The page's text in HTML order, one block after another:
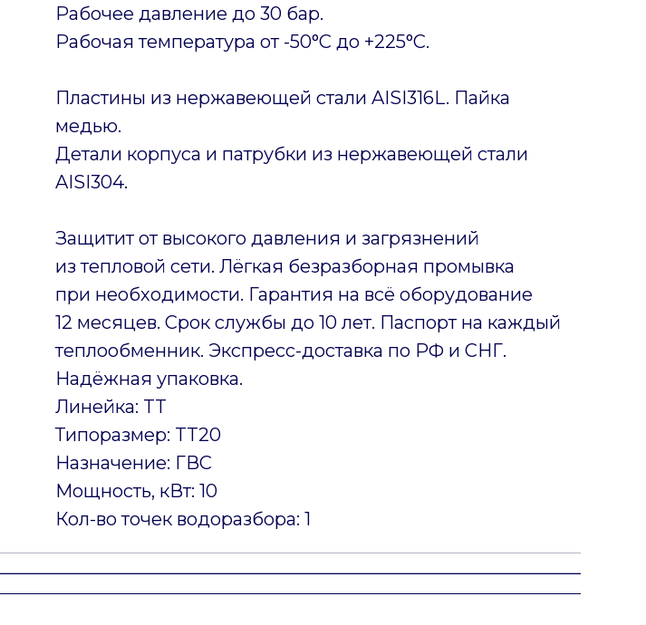
Рабочее давление до 30 бар.
Рабочая температура от -50°C до +225°C.
Пластины из нержавеющей стали AISI316L. Пайка
медью.
Детали корпуса и патрубки из нержавеющей стали
AISI304.
Защитит от высокого давления и загрязнений
из тепловой сети. Лёгкая безразборная промывка
при необходимости. Гарантия на всё оборудование
12 месяцев. Срок службы до 10 лет. Паспорт на каждый
теплообменник. Экспресс-доставка по РФ и СНГ.
Надёжная упаковка.
Линейка: TT
Типоразмер: TT20
Назначение: ГВС
Мощность, кВт: 10
Кол-во точек водоразбора: 1